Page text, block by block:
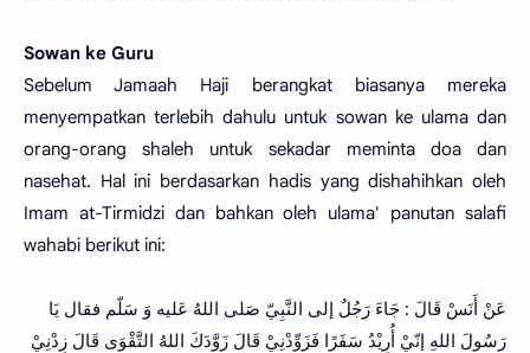
Sowan ke Guru
Sebelum Jamaah Haji berangkat biasanya mereka
menyempatkan terlebih dahulu untuk sowan ke ulama dan
orang-orang shaleh untuk sekadar meminta doa dan
nasehat. Hal ini berdasarkan hadis yang dishahihkan oleh
Imam at-Tirmidzi dan bahkan oleh ulama' panutan salafi
wahabi berikut ini:
عَنْ أَنَسْ قَالَ : جَاءَ رَجُلٌ إلى النَّبِيّ صَلى اللهُ عَليه وَ سَلّم فقال يَا
رَسُولَ اللهِ إنّيْ أُرِيْدُ سَفَرًا فَزَوِّدْنِيْ قَالَ زَوَّدَكَ اللهُ التَّقْوَى قَالَ زِدْنِيْ